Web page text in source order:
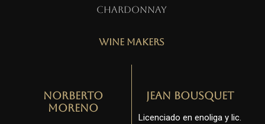
Chardonnay
Wine Makers
Norberto
Moreno
Jean Bousquet
Licenciado en enoliga y lic.